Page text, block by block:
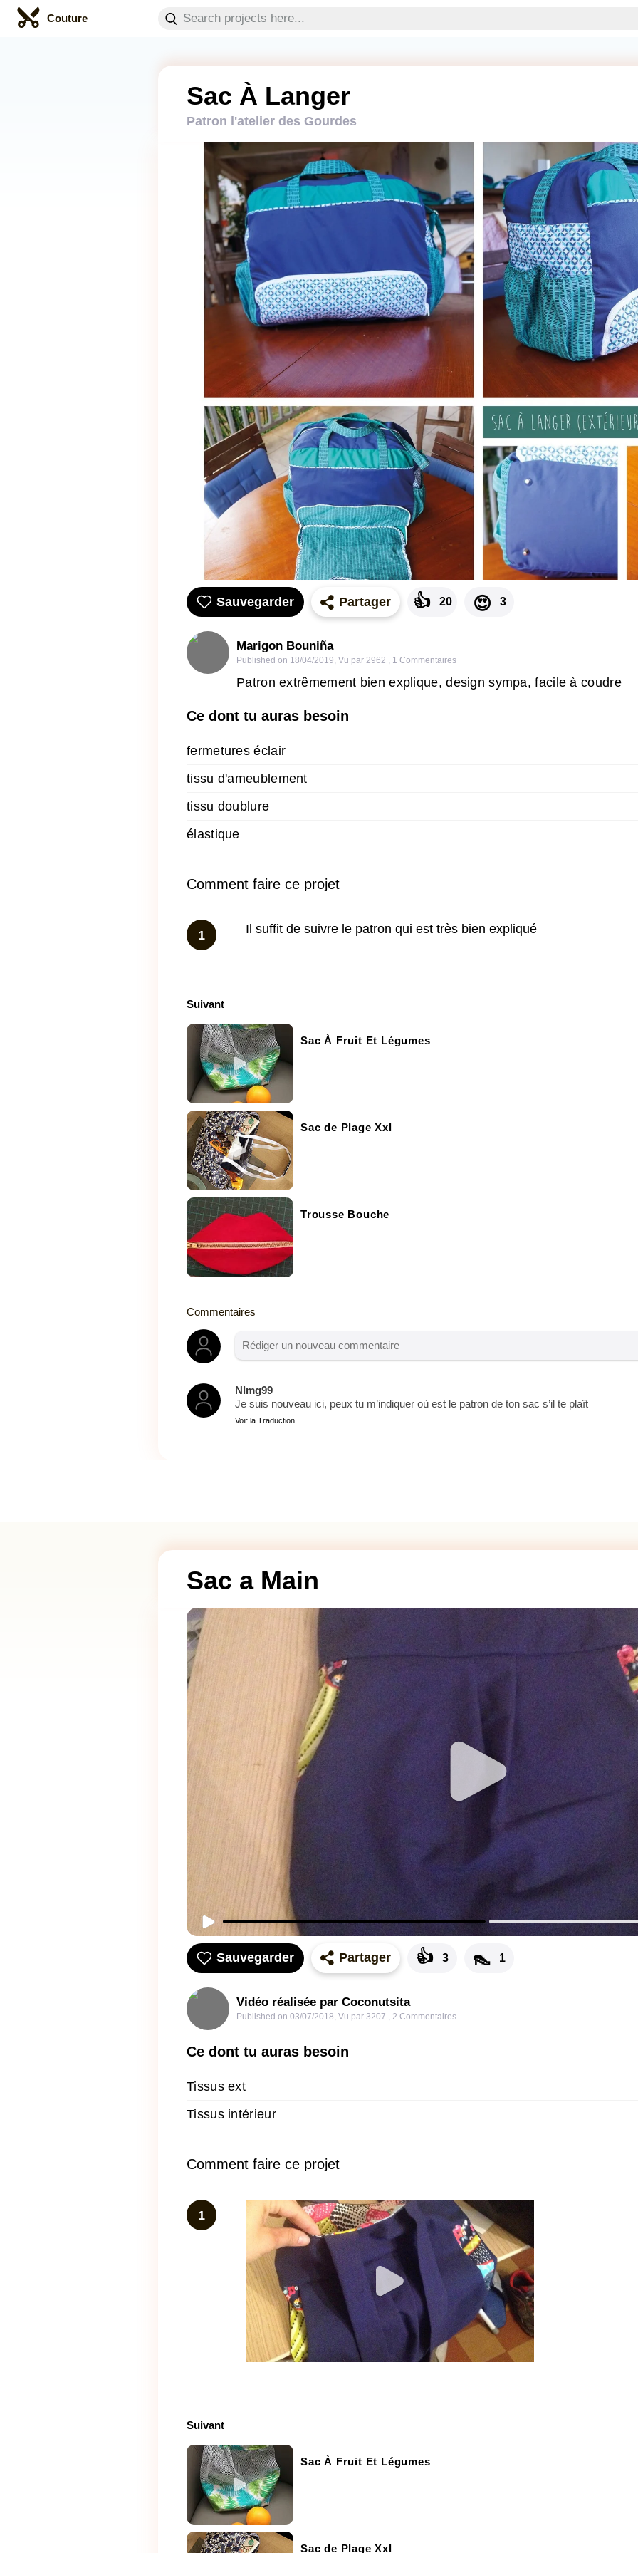
Couture
Sac À Langer
Patron l'atelier des Gourdes
Sauvegarder Partager 👍 20 😍 3
Marigon Bouniña
Published on 18/04/2019, Vu par 2962 , 1 Commentaires
Patron extrêmement bien explique, design sympa, facile à coudre
Ce dont tu auras besoin
fermetures éclair
tissu d'ameublement
tissu doublure
élastique
Comment faire ce projet
1 Il suffit de suivre le patron qui est très bien expliqué
Suivant
Sac À Fruit Et Légumes
Sac de Plage Xxl
Trousse Bouche
Commentaires
Nlmg99
Je suis nouveau ici, peux tu m’indiquer où est le patron de ton sac s’il te plaît
Voir la Traduction
Sac a Main
Sauvegarder Partager 👍 3 👠 1
Vidéo réalisée par Coconutsita
Published on 03/07/2018 Vu par 3207 2 Commentaires
Ce dont tu auras besoin
Tissus ext
Tissus intérieur
Comment faire ce projet
1
Suivant
Sac À Fruit Et Légumes
Sac de Plage Xxl